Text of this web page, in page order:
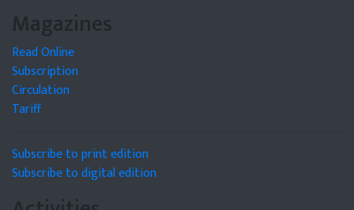
Magazines
Read Online
Subscription
Circulation
Tariff
Subscribe to print edition
Subscribe to digital edition